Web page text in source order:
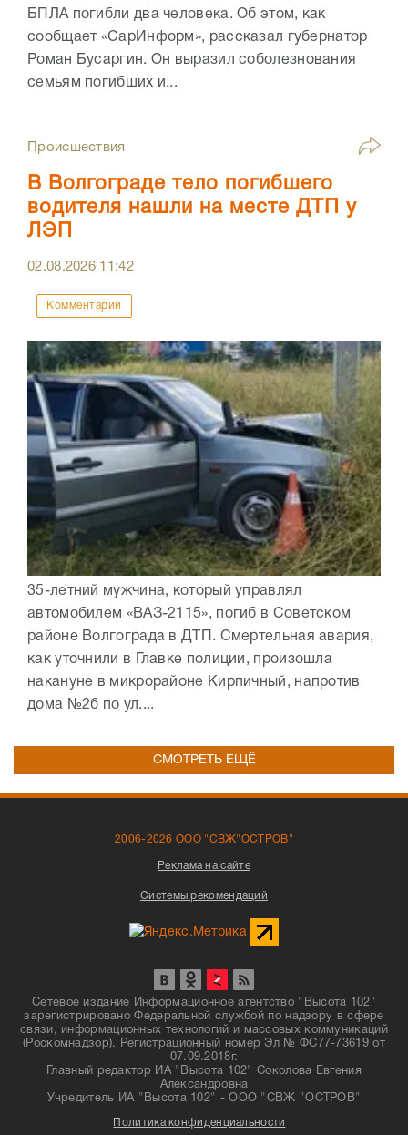
БПЛА погибли два человека. Об этом, как
сообщает «СарИнформ», рассказал губернатор
Роман Бусаргин. Он выразил соболезнования
семьям погибших и...
Происшествия
В Волгограде тело погибшего
водителя нашли на месте ДТП у
ЛЭП
02.08.2026 11:42
Комментарии
35-летний мужчина, который управлял
автомобилем «ВАЗ-2115», погиб в Советском
районе Волгограда в ДТП. Смертельная авария,
как уточнили в Главке полиции, произошла
накануне в микрорайоне Кирпичный, напротив
дома №2б по ул....
СМОТРЕТЬ ЕЩЁ
2006-2026 ООО "СВЖ"ОСТРОВ"
Реклама на сайте
Системы рекомендаций
Сетевое издание Информационное агентство "Высота 102"
зарегистрировано Федеральной службой по надзору в сфере
связи, информационных технологий и массовых коммуникаций
(Роскомнадзор). Регистрационный номер Эл № ФС77-73619 от
07.09.2018г.
Главный редактор ИА "Высота 102" Соколова Евгения
Александровна
Учредитель ИА "Высота 102" - ООО "СВЖ "ОСТРОВ"
Политика конфиденциальности